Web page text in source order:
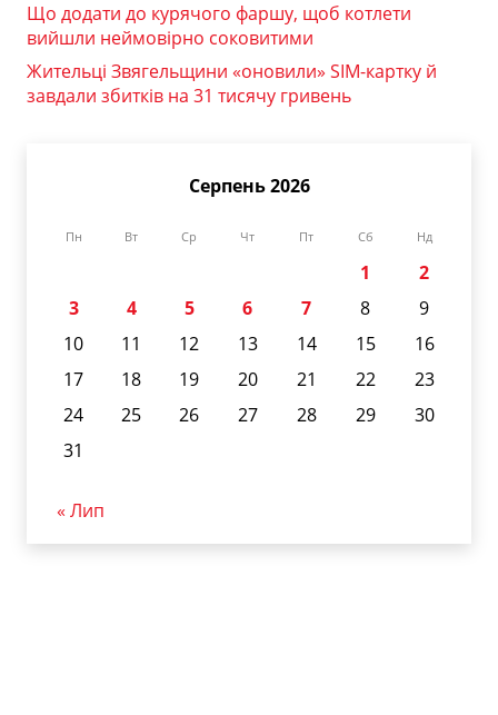
Що додати до курячого фаршу, щоб котлети
вийшли неймовірно соковитими
Жительці Звягельщини «оновили» SIM-картку й
завдали збитків на 31 тисячу гривень
Серпень 2026
Пн Вт Ср Чт Пт Сб Нд
1
2
3
4 5 6 7 8
9
10
11 12 13 14 15
16
17
18 19 20 21 22
23
24
25 26 27 28 29
30
31
« Лип